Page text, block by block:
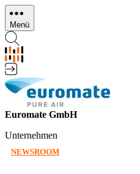
Direkt
zum
Inhalt
Menü
Euromate GmbH
Unternehmen
NEWSROOM